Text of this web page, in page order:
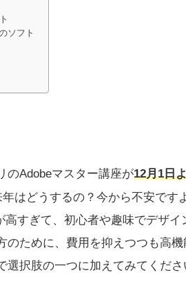
ソフト
のAdobeマスター講座が12月1日
はどうするの？今から不安です
すぎて、初心者や趣味でデザイ
のために、費用を抑えつつも高機
択肢の一つに加えてみてくださ